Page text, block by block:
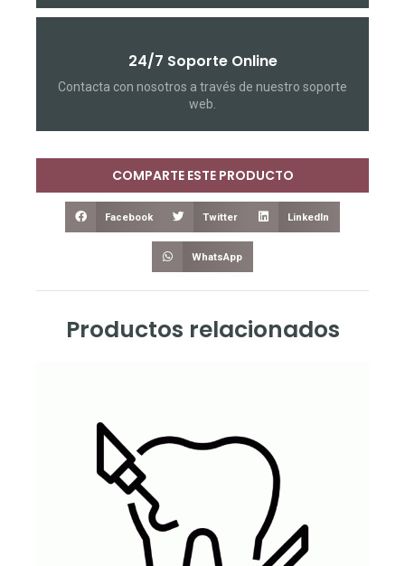
24/7 Soporte Online
Contacta con nosotros a través de nuestro soporte
web.
COMPARTE ESTE PRODUCTO
Facebook Twitter LinkedIn
WhatsApp
Productos relacionados